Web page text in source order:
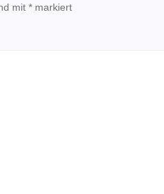
mit * markiert